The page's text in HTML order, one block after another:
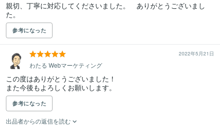
親切、丁寧に対応してくださいました。　ありがとうございまし
た。
参考になった
2022年5月21日
わたる Webマーケティング
この度はありがとうございました！
また今後もよろしくお願いします。
参考になった
出品者からの返信を読む